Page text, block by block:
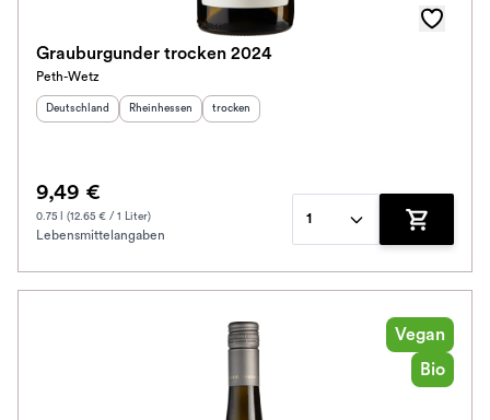
Grauburgunder trocken 2024
Peth-Wetz
Herkunftsland
Deutschland Herkunftsregion :
Rheinhessen Geschmack
trocken
9,49 €
0.75 l (12.65 € / 1 Liter)
Lebensmittelangaben
1
Zum
Vegan
Bio